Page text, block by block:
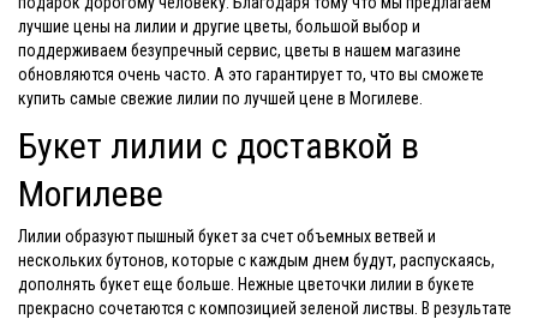
лучшие цены на лилии и другие цветы, большой выбор и
поддерживаем безупречный сервис, цветы в нашем магазине
обновляются очень часто. А это гарантирует то, что вы сможете
купить самые свежие лилии по лучшей цене в Могилеве.
Букет лилии с доставкой в
Могилеве
Лилии образуют пышный букет за счет объемных ветвей и
нескольких бутонов, которые с каждым днем будут, распускаясь,
дополнять букет еще больше. Нежные цветочки лилии в букете
прекрасно сочетаются с композицией зеленой листвы. В результате